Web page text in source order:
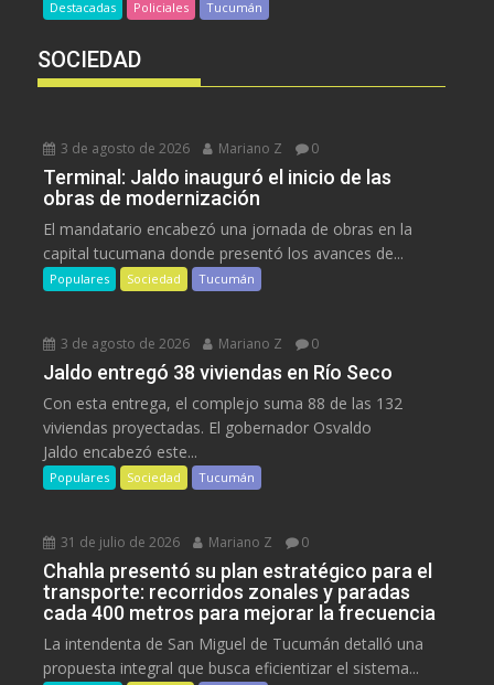
Destacadas Policiales Tucumán
SOCIEDAD
3 de agosto de 2026 Mariano Z 0
Terminal: Jaldo inauguró el inicio de las
obras de modernización
El mandatario encabezó una jornada de obras en la
capital tucumana donde presentó los avances de...
Populares Sociedad Tucumán
3 de agosto de 2026 Mariano Z 0
Jaldo entregó 38 viviendas en Río Seco
Con esta entrega, el complejo suma 88 de las 132
viviendas proyectadas. El gobernador Osvaldo
Jaldo encabezó este...
Populares Sociedad Tucumán
31 de julio de 2026 Mariano Z 0
Chahla presentó su plan estratégico para el
transporte: recorridos zonales y paradas
cada 400 metros para mejorar la frecuencia
La intendenta de San Miguel de Tucumán detalló una
propuesta integral que busca eficientizar el sistema...